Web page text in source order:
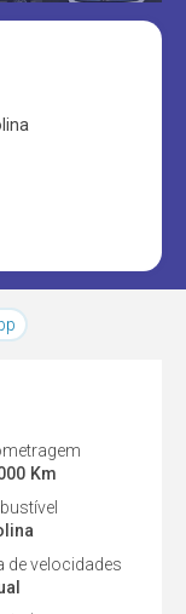
Km
de velocidades